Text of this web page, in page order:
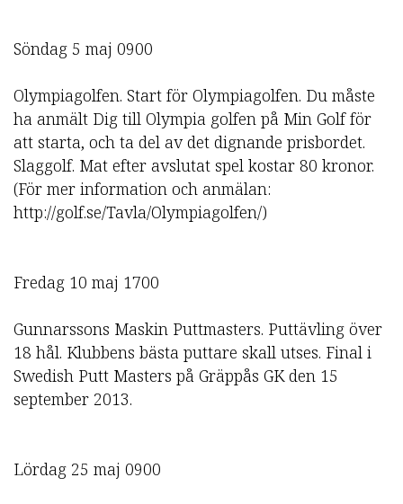
Söndag 5 maj 0900
Olympiagolfen. Start för Olympiagolfen. Du måste
ha anmält Dig till Olympia golfen på Min Golf för
att starta, och ta del av det dignande prisbordet.
Slaggolf. Mat efter avslutat spel kostar 80 kronor.
(För mer information och anmälan:
http://golf.se/Tavla/Olympiagolfen/)
Fredag 10 maj 1700
Gunnarssons Maskin Puttmasters. Puttävling över
18 hål. Klubbens bästa puttare skall utses. Final i
Swedish Putt Masters på Gräppås GK den 15
september 2013.
Lördag 25 maj 0900